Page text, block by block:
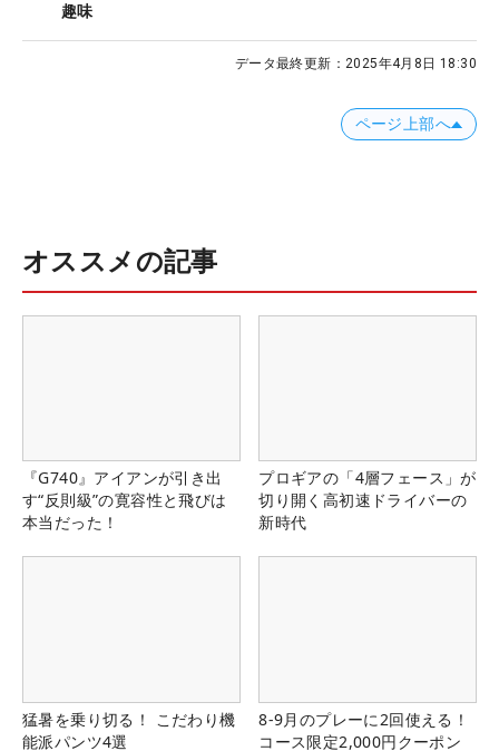
趣味
データ最終更新： 2025年4月8日 18:30
ページ上部へ
オススメの記事
『G740』アイアンが引き出
す“反則級”の寛容性と飛びは
本当だった！
プロギアの「4層フェース」が
切り開く高初速ドライバーの
新時代
猛暑を乗り切る！ こだわり機
能派パンツ4選
8-9月のプレーに2回使える！
コース限定2,000円クーポン